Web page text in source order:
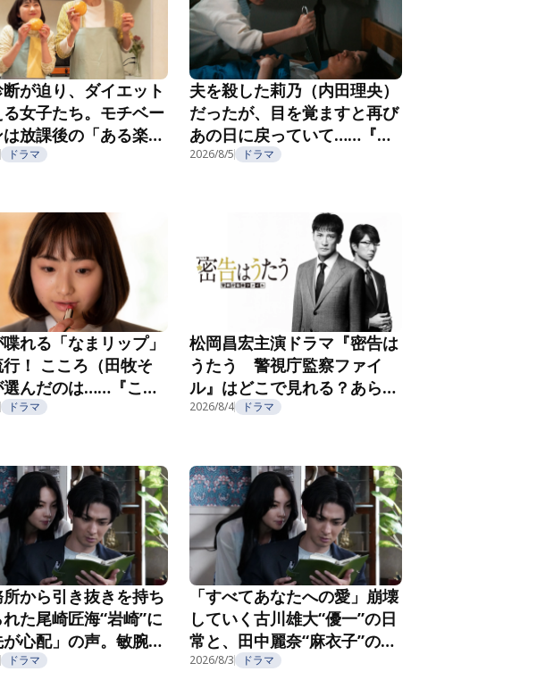
が迫り、ダイエット
女子たち。モチベー
放課後の「ある楽し
？『こころのフフ
ドラマ
夫を殺した莉乃（内田理央）
だったが、目を覚ますと再び
あの日に戻っていて……『夫
を殺したはずなのに』第2話
2026/8/5 ドラマ
れる「なまリップ」
！ こころ（田牧そ
選んだのは……『ここ
フ』第2話
ドラマ
松岡昌宏主演ドラマ『密告は
うたう 警視庁監察ファイ
ル』はどこで見れる？あらす
じ・キャスト・配信視聴方法
2026/8/4 ドラマ
から引き抜きを持ち
た尾崎匠海“岩崎”に
が心配」の声。敏腕社
にゾッ…『親愛なる
ドラマ
「すべてあなたへの愛」崩壊
していく古川雄大“優一”の日
常と、田中麗奈“麻衣子”の不
気味な微笑み『親愛なる夫へ
2026/8/3 ドラマ